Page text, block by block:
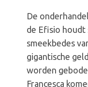
De
de Efisio houdt
smeekbedes
gigantische
worden
Francesca